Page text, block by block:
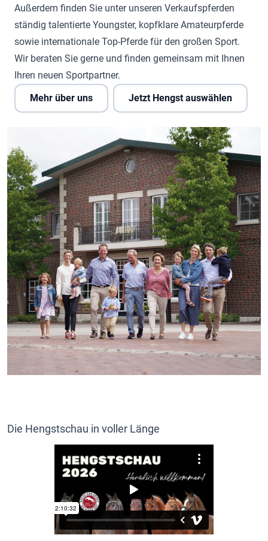
Außerdem finden Sie unter unseren Verkaufspferden
ständig talentierte Youngster, kopfklare Amateurpferde
sowie internationale Top-Pferde für den großen Sport.
Wir beraten Sie gerne und finden gemeinsam mit Ihnen
Ihren neuen Sportpartner.
Mehr über uns
Jetzt Hengst auswählen
Die Hengstschau in voller Länge